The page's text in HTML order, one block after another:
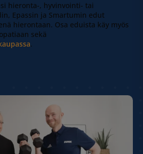
hieronta-, hyvinvointi- tai
Epassin ja Smartumin edut
hierontaan. Osa eduista käy myös
sekä
.